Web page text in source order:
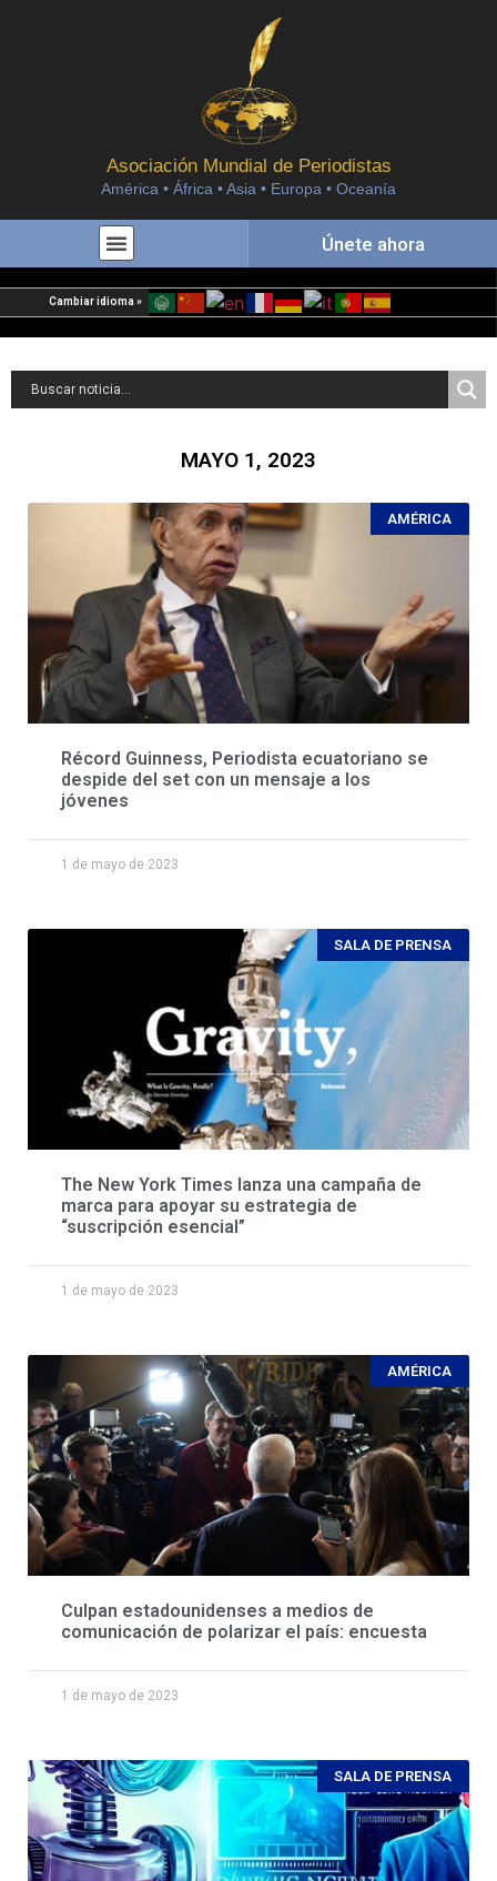
Asociación Mundial de Periodistas
América • África • Asia • Europa • Oceanía
Únete ahora
Cambiar idioma »
MAYO 1, 2023
AMÉRICA
Récord Guinness, Periodista ecuatoriano se
despide del set con un mensaje a los
jóvenes
1 de mayo de 2023
SALA DE PRENSA
The New York Times lanza una campaña de
marca para apoyar su estrategia de
“suscripción esencial”
1 de mayo de 2023
AMÉRICA
Culpan estadounidenses a medios de
comunicación de polarizar el país: encuesta
1 de mayo de 2023
SALA DE PRENSA